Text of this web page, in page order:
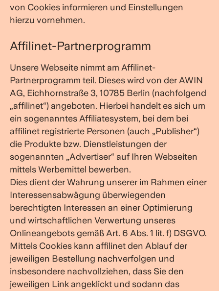
von Cookies informieren und Einstellungen
hierzu vornehmen.
Affilinet-Partnerprogramm
Unsere Webseite nimmt am Affilinet-
Partnerprogramm teil. Dieses wird von der AWIN
AG, Eichhornstraße 3, 10785 Berlin (nachfolgend
„affilinet“) angeboten. Hierbei handelt es sich um
ein sogenanntes Affiliatesystem, bei dem bei
affilinet registrierte Personen (auch „Publisher“)
die Produkte bzw. Dienstleistungen der
sogenannten „Advertiser“ auf Ihren Webseiten
mittels Werbemittel bewerben.
Dies dient der Wahrung unserer im Rahmen einer
Interessensabwägung überwiegenden
berechtigten Interessen an einer Optimierung
und wirtschaftlichen Verwertung unseres
Onlineangebots gemäß Art. 6 Abs. 1 lit. f) DSGVO.
Mittels Cookies kann affilinet den Ablauf der
jeweiligen Bestellung nachverfolgen und
insbesondere nachvollziehen, dass Sie den
jeweiligen Link angeklickt und sodann das